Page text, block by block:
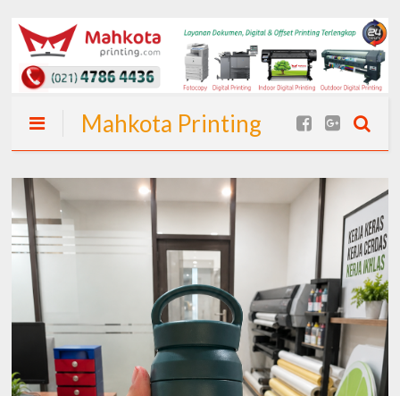
Mahkota Printing
| Spanduk Cepat
24 Jam (Langsung
Jadi) I Spanduk
Murah Jakarta
dan Percetakan